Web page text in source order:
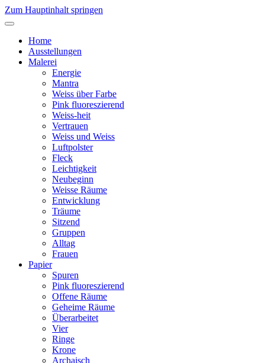
Zum Hauptinhalt springen
Home
Ausstellungen
Malerei
Energie
Mantra
Weiss über Farbe
Pink fluoreszierend
Weiss-heit
Vertrauen
Weiss und Weiss
Luftpolster
Fleck
Leichtigkeit
Neubeginn
Weisse Räume
Entwicklung
Träume
Sitzend
Gruppen
Alltag
Frauen
Papier
Spuren
Pink fluoreszierend
Offene Räume
Geheime Räume
Überarbeitet
Vier
Ringe
Krone
Archaisch